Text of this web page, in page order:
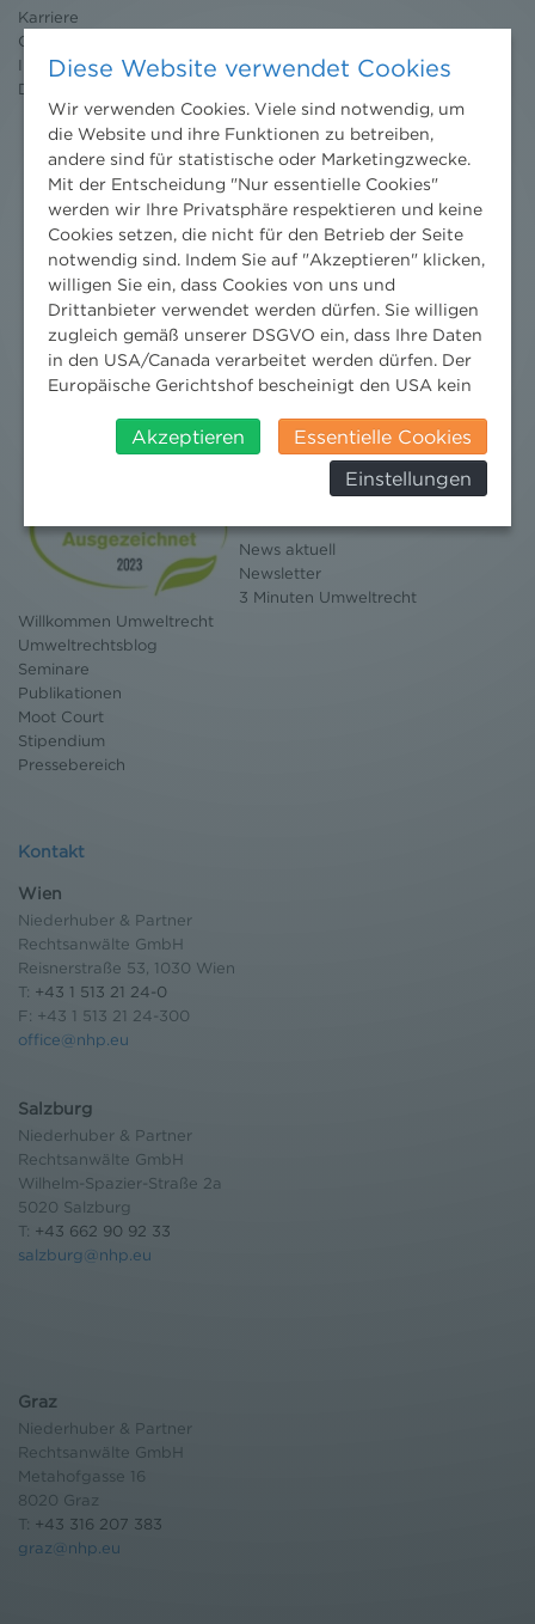
Karriere
Ombudsstelle
Impressum
Datenschutz
News aktuell
Newsletter
3 Minuten Umweltrecht
Willkommen Umweltrecht
Umweltrechtsblog
Seminare
Publikationen
Moot Court
Stipendium
Pressebereich
Kontakt
Wien
Niederhuber & Partner
Rechtsanwälte GmbH
Reisnerstraße 53, 1030 Wien
T: +43 1 513 21 24-0
F: +43 1 513 21 24-300
office@nhp.eu
Salzburg
Niederhuber & Partner
Rechtsanwälte GmbH
Wilhelm-Spazier-Straße 2a
5020 Salzburg
T: +43 662 90 92 33
salzburg@nhp.eu
Graz
Niederhuber & Partner
Rechtsanwälte GmbH
Metahofgasse 16
8020 Graz
T: +43 316 207 383
graz@nhp.eu
Diese Website verwendet Cookies
Wir verwenden Cookies. Viele sind notwendig, um
die Website und ihre Funktionen zu betreiben,
andere sind für statistische oder Marketingzwecke.
Mit der Entscheidung "Nur essentielle Cookies"
werden wir Ihre Privatsphäre respektieren und keine
Cookies setzen, die nicht für den Betrieb der Seite
notwendig sind. Indem Sie auf "Akzeptieren" klicken,
willigen Sie ein, dass Cookies von uns und
Drittanbieter verwendet werden dürfen. Sie willigen
zugleich gemäß unserer DSGVO ein, dass Ihre Daten
in den USA/Canada verarbeitet werden dürfen. Der
Europäische Gerichtshof bescheinigt den USA kein
insbesondere das Risiko, dass ihre Daten durch US-
Behörden, zu Kontroll- und zu
Überwachungszwecken, verarbeitet werden und
werden können. Zudem finden Sie am
Bildschirmrand ein Cookie-Icon wo Sie jederzeit Ihre
Einwilligung widerrufen und Widerspruch ausüben.
Datenschutzerklärung
Akzeptieren
Essentielle Cookies
Einstellungen